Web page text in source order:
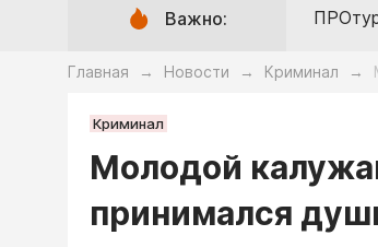
Важно:
Главная → Новости → Криминал →
Криминал
Молодой
принимался